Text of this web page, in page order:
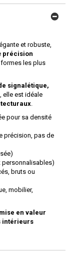
et robuste,
précision
les plus
signalétique,
, elle est idéale
.
pour sa densité
précision, pas de
personnalisables)
bruts ou
mobilier,
mise en valeur
intérieurs